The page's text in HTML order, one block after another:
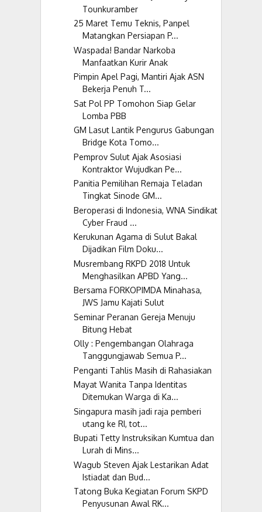
Tounkuramber
25 Maret Temu Teknis, Panpel
Matangkan Persiapan P...
Waspada! Bandar Narkoba
Manfaatkan Kurir Anak
Pimpin Apel Pagi, Mantiri Ajak ASN
Bekerja Penuh T...
Sat Pol PP Tomohon Siap Gelar
Lomba PBB
GM Lasut Lantik Pengurus Gabungan
Bridge Kota Tomo...
Pemprov Sulut Ajak Asosiasi
Kontraktor Wujudkan Pe...
Panitia Pemilihan Remaja Teladan
Tingkat Sinode GM...
Beroperasi di Indonesia, WNA Sindikat
Cyber Fraud ...
Kerukunan Agama di Sulut Bakal
Dijadikan Film Doku...
Musrembang RKPD 2018 Untuk
Menghasilkan APBD Yang...
Bersama FORKOPIMDA Minahasa,
JWS Jamu Kajati Sulut
Seminar Peranan Gereja Menuju
Bitung Hebat
Olly : Pengembangan Olahraga
Tanggungjawab Semua P...
Penganti Tahlis Masih di Rahasiakan
Mayat Wanita Tanpa Identitas
Ditemukan Warga di Ka...
Singapura masih jadi raja pemberi
utang ke RI, tot...
Bupati Tetty Instruksikan Kumtua dan
Lurah di Mins...
Wagub Steven Ajak Lestarikan Adat
Istiadat dan Bud...
Tatong Buka Kegiatan Forum SKPD
Penyusunan Awal RK...